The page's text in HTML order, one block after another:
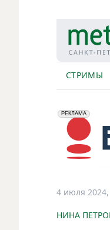
СТРИМЫ
erid: 2VfnxyFybV5
РЕКЛАМА
ПАО "Банк
4 июля 2024,
НИНА